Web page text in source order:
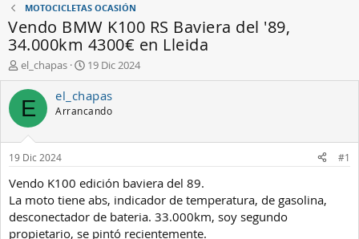
MOTOCICLETAS OCASIÓN
Vendo BMW K100 RS Baviera del '89,
34.000km 4300€ en Lleida
A
u
t
o
el_chapas
F
e
c
h
i
n
c
i
19 Dic 2024
E el_chapas
Arrancando
19 Dic 2024 #1
Vendo K100 edición baviera del 89.
La moto tiene abs, indicador de temperatura, de gasolina,
desconectador de bateria. 33.000km, soy segundo
propietario, se pintó recientemente.